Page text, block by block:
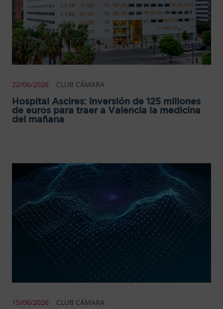
22/06/2026 CLUB CÁMARA
Hospital Ascires: inversión de 125 millones
de euros para traer a Valencia la medicina
del mañana
15/06/2026 CLUB CÁMARA